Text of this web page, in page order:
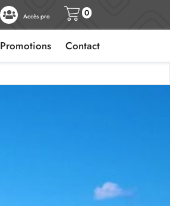
Accès pro 0
Promotions Contact